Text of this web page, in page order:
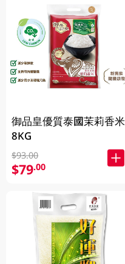
御品皇優質泰國茉莉香米
8KG
$93.00
$79.00